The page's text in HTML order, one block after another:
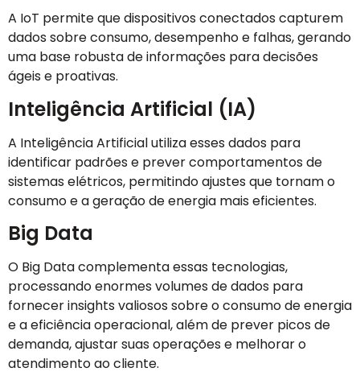
A IoT permite que dispositivos conectados capturem
dados sobre consumo, desempenho e falhas, gerando
uma base robusta de informações para decisões
ágeis e proativas.
Inteligência Artificial (IA)
A Inteligência Artificial utiliza esses dados para
identificar padrões e prever comportamentos de
sistemas elétricos, permitindo ajustes que tornam o
consumo e a geração de energia mais eficientes.
Big Data
O Big Data complementa essas tecnologias,
processando enormes volumes de dados para
fornecer insights valiosos sobre o consumo de energia
e a eficiência operacional, além de prever picos de
demanda, ajustar suas operações e melhorar o
atendimento ao cliente.